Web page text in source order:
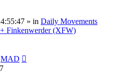
» in Daily Movements
Finkenwerder (XFW)
MAD